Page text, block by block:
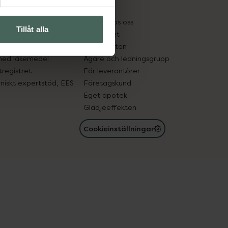
Tillåt alla
in gammal medicin
läkemedel
expertstöd, EES
Pressrum
Jobba hos oss
Hållbarhet
Samarbeten
Ägare och ledningsgrupp
För leverantörer
Företagskund
Eget apotek
Glädjeeffekten
Cookieinställningar